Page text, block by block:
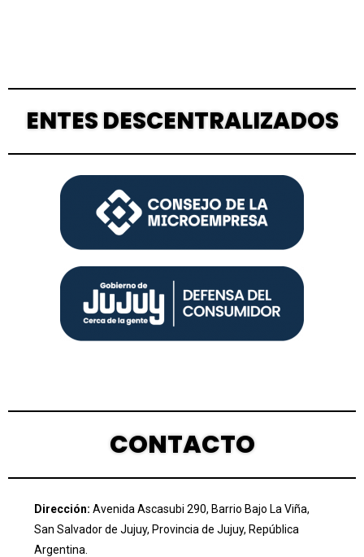
ENTES DESCENTRALIZADOS
CONTACTO
Dirección: Avenida Ascasubi 290, Barrio Bajo La Viña,
San Salvador de Jujuy, Provincia de Jujuy, República
Argentina.